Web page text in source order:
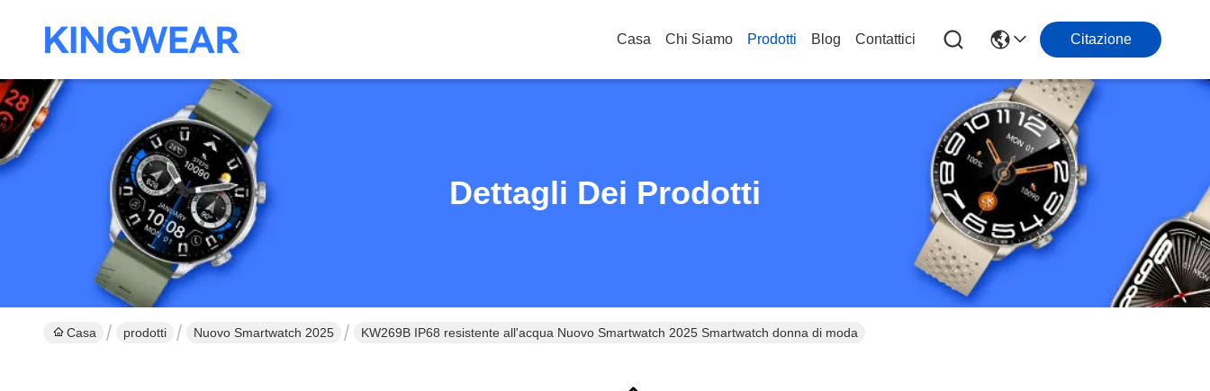
Casa Chi Siamo Prodotti Blog Contattici Citazione
Dettagli Dei Prodotti
Casa prodotti Nuovo Smartwatch 2025 KW269B IP68 resistente all'acqua Nuovo Smartwatch 2025 Smartwatch donna di moda